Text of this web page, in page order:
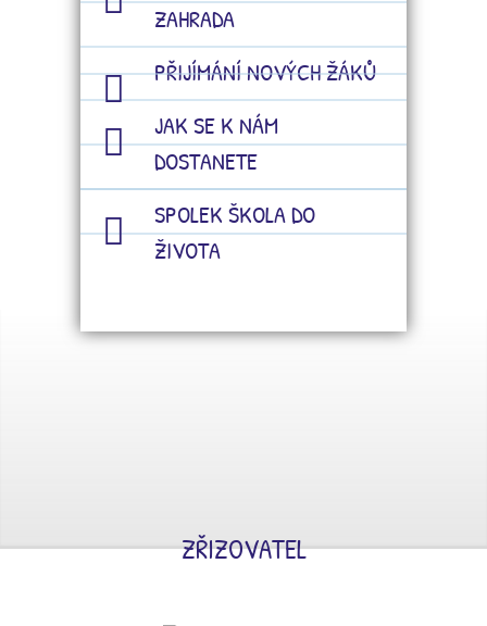
ZAHRADA
PŘIJÍMÁNÍ NOVÝCH ŽÁKŮ
JAK SE K NÁM
DOSTANETE
SPOLEK ŠKOLA DO
ŽIVOTA
ZŘIZOVATEL